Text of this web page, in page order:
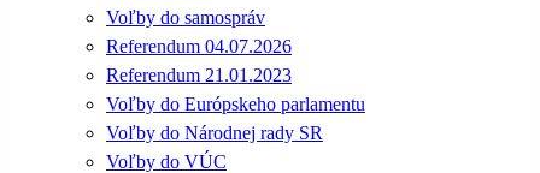
Voľby do samospráv
Referendum 04.07.2026
Referendum 21.01.2023
Voľby do Európskeho parlamentu
Voľby do Národnej rady SR
Voľby do VÚC